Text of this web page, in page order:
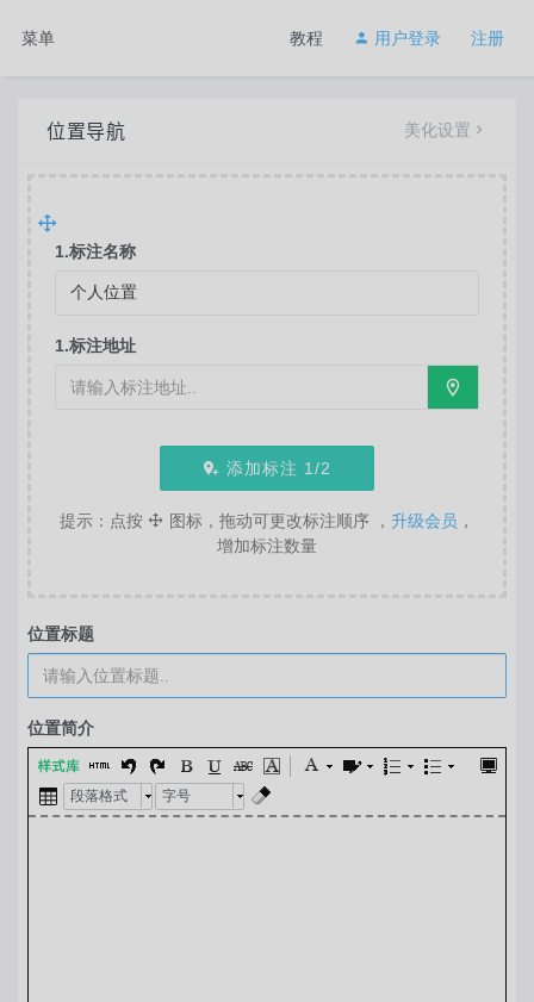
菜单 注册
用户登录
教程
位置导航 美化设置
1.标注名称
1.标注地址
添加标注 1 /2
提示：点按 图标，拖动可更改标注顺序 ， 升级会员 ，
增加标注数量
位置标题
位置简介
段落格式 字号